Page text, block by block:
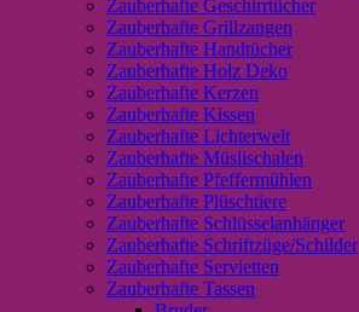
Zauberhafte Geschirrtücher
Zauberhafte Grillzangen
Zauberhafte Handtücher
Zauberhafte Holz Deko
Zauberhafte Kerzen
Zauberhafte Kissen
Zauberhafte Lichterwelt
Zauberhafte Müslischalen
Zauberhafte Pfeffermühlen
Zauberhafte Plüschtiere
Zauberhafte Schlüsselanhänger
Zauberhafte Schriftzüge/Schilder
Zauberhafte Servietten
Zauberhafte Tassen